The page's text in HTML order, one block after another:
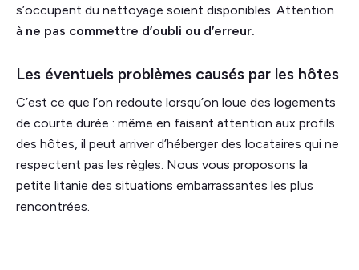
s’occupent du nettoyage soient disponibles. Attention
à ne pas commettre d’oubli ou d’erreur.
Les éventuels problèmes causés par les hôtes
C’est ce que l’on redoute lorsqu’on loue des logements
de courte durée : même en faisant attention aux profils
des hôtes, il peut arriver d’héberger des locataires qui ne
respectent pas les règles. Nous vous proposons la
petite litanie des situations embarrassantes les plus
rencontrées.